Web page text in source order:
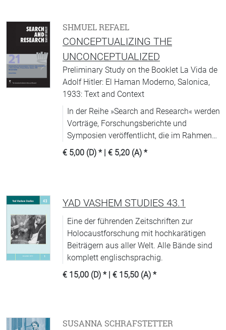
SHMUEL REFAEL
CONCEPTUALIZING THE
UNCONCEPTUALIZED
Preliminary Study on the Booklet La Vida de
Adolf Hitler: El Haman Moderno, Salonica,
1933: Text and Context
In der Reihe »Search and Research« werden
Vorträge, Forschungsberichte und
Symposien veröffentlicht, die im Rahmen
des »Yad Vashem International Institute for
Holocaust Research« entstanden sind.
€ 5,00 (D) * | € 5,20 (A) *
YAD VASHEM STUDIES 43.1
Eine der führenden Zeitschriften zur
Holocaustforschung mit hochkarätigen
Beiträgern aus aller Welt. Alle Bände sind
komplett englischsprachig.
€ 15,00 (D) * | € 15,50 (A) *
SUSANNA SCHRAFSTETTER